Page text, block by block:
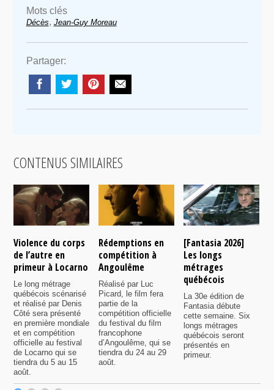
Mots clés
Décès, Jean-Guy Moreau
Partager:
CONTENUS SIMILAIRES
Violence du corps
de l’autre en
primeur à Locarno
Le long métrage
québécois scénarisé
et réalisé par Denis
Côté sera présenté
en première mondiale
et en compétition
officielle au festival
de Locarno qui se
tiendra du 5 au 15
août.
Rédemptions en
compétition à
Angoulême
Réalisé par Luc
Picard, le film fera
partie de la
compétition officielle
du festival du film
francophone
d’Angoulême, qui se
tiendra du 24 au 29
août.
[Fantasia 2026]
Les longs
métrages
québécois
La 30e édition de
Fantasia débute
cette semaine. Six
longs métrages
québécois seront
présentés en
primeur.